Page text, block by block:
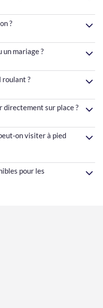
?
un mariage ?
roulant ?
directement sur place ?
on visiter à pied
pour les